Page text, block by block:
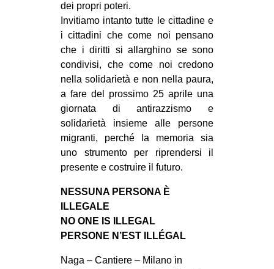
dei propri poteri.
Invitiamo intanto tutte le cittadine e
i cittadini che come noi pensano
che i diritti si allarghino se sono
condivisi, che come noi credono
nella solidarietà e non nella paura,
a fare del prossimo 25 aprile una
giornata di antirazzismo e
solidarietà insieme alle persone
migranti, perché la memoria sia
uno strumento per riprendersi il
presente e costruire il futuro.
NESSUNA PERSONA È
ILLEGALE
NO ONE IS ILLEGAL
PERSONE N’EST ILLÉGAL
Naga – Cantiere – Milano in